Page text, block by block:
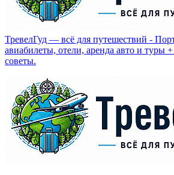
ТревелГуд — всё для путешествий -
авиабилеты, отели, аренда авто и туры
советы.